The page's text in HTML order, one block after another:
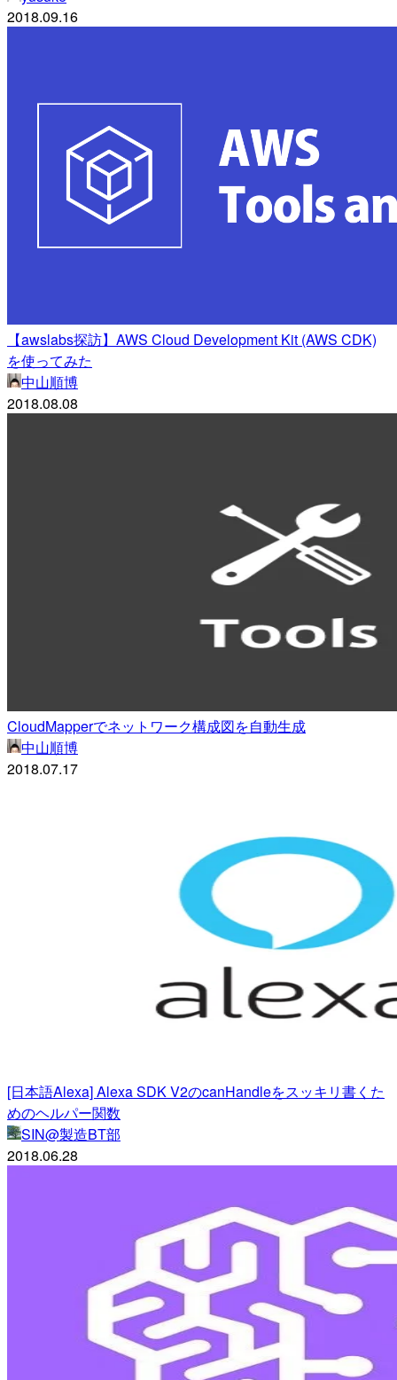
2018.09.16
【awslabs探訪】AWS Cloud Development Kit (AWS CDK)
を使ってみた
中山順博
2018.08.08
CloudMapperでネットワーク構成図を自動生成
中山順博
2018.07.17
[日本語Alexa] Alexa SDK V2のcanHandleをスッキリ書くた
めのヘルパー関数
SIN@製造BT部
2018.06.28